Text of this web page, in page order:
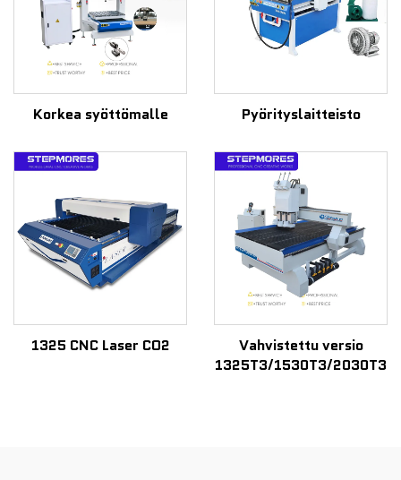
Korkea syöttömalle Pyörityslaitteisto
1325 CNC Laser CO2
Vahvistettu versio
1325T3/1530T3/2030T3